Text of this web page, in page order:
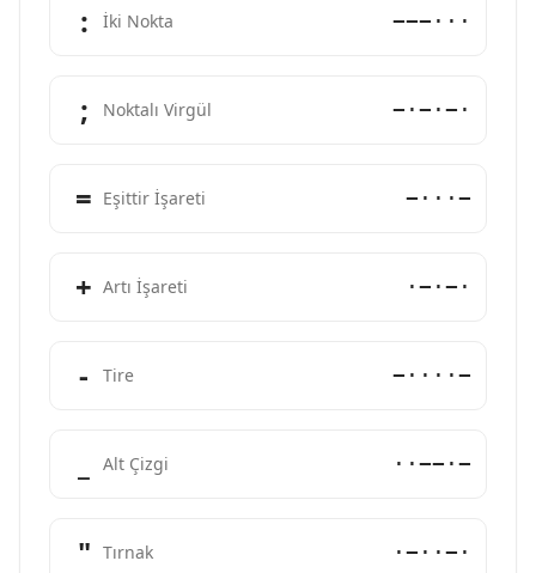
: İki Nokta −−−···
; Noktalı Virgül −·−·−·
= Eşittir İşareti −···−
+ Artı İşareti ·−·−·
- Tire −····−
Alt Çizgi ··−−·−
" Tırnak ·−··−·